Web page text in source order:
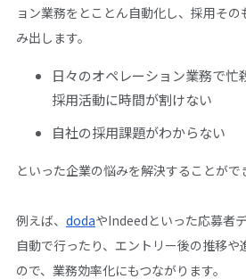
ョン業務をとことん自動化し、採用そ
み出します。
日々のオペレーション業務で忙
採用活動に時間が割けない
自社の採用課題がわからない
といった企業の悩みを解決することがで
例えば、 dodaやIndeedといった応募者
自動で行ったり、エントリー後の推移や
ので、業務効率化にもつながります。